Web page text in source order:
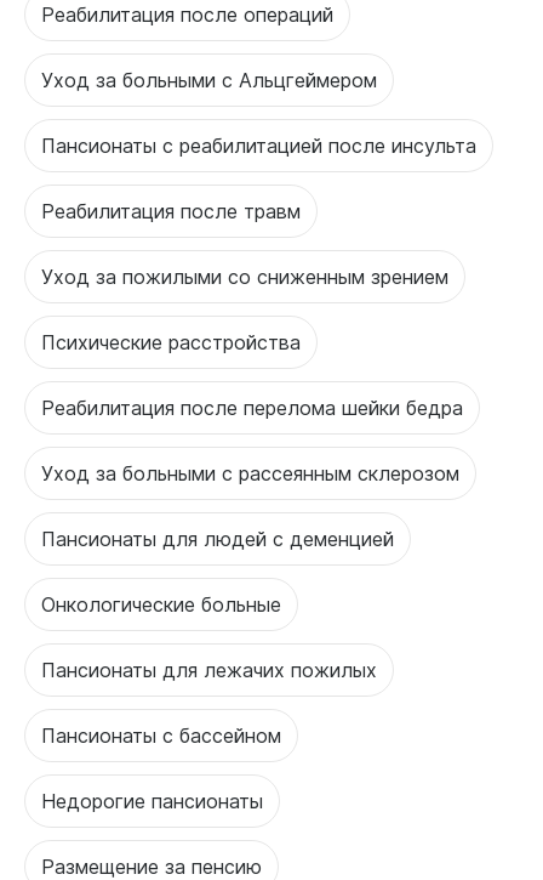
Реабилитация после операций
Уход за больными с Альцгеймером
Пансионаты с реабилитацией после инсульта
Реабилитация после травм
Уход за пожилыми со сниженным зрением
Психические расстройства
Реабилитация после перелома шейки бедра
Уход за больными с рассеянным склерозом
Пансионаты для людей с деменцией
Онкологические больные
Пансионаты для лежачих пожилых
Пансионаты с бассейном
Недорогие пансионаты
Размещение за пенсию